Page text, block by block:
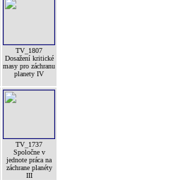
TV_1807
Dosažení kritické
masy pro záchranu
planety IV
TV_1737
Spoločne v
jednote práca na
záchrane planéty
III